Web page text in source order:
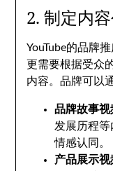
2. 制定内
YouTube的品牌
更需要根据受众
内容。品牌可以
品牌故事视
发展历程
情感认同。
产品展示视